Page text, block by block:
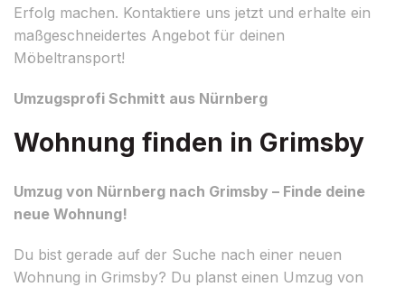
Erfolg machen. Kontaktiere uns jetzt und erhalte ein
maßgeschneidertes Angebot für deinen
Möbeltransport!
Umzugsprofi Schmitt aus Nürnberg
Wohnung finden in Grimsby
Umzug von Nürnberg nach Grimsby – Finde deine
neue Wohnung!
Du bist gerade auf der Suche nach einer neuen
Wohnung in Grimsby? Du planst einen Umzug von